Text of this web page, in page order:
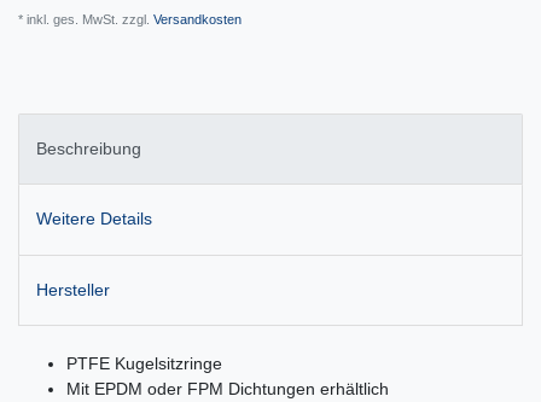
* inkl. ges. MwSt. zzgl. Versandkosten
Beschreibung
Weitere Details
Hersteller
PTFE Kugelsitzringe
Mit EPDM oder FPM Dichtungen erhältlich